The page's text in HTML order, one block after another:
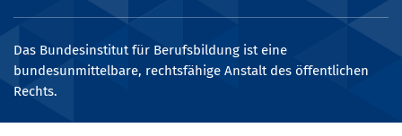
Das Bundesinstitut für Berufsbildung ist eine
bundesunmittelbare, rechtsfähige Anstalt des öffentlichen
Rechts.